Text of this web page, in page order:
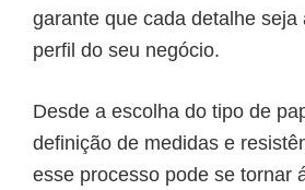
garante que cada detalhe seja
perfil do seu negócio.
Desde a escolha do tipo de
definição de medidas e
esse processo pode se tornar